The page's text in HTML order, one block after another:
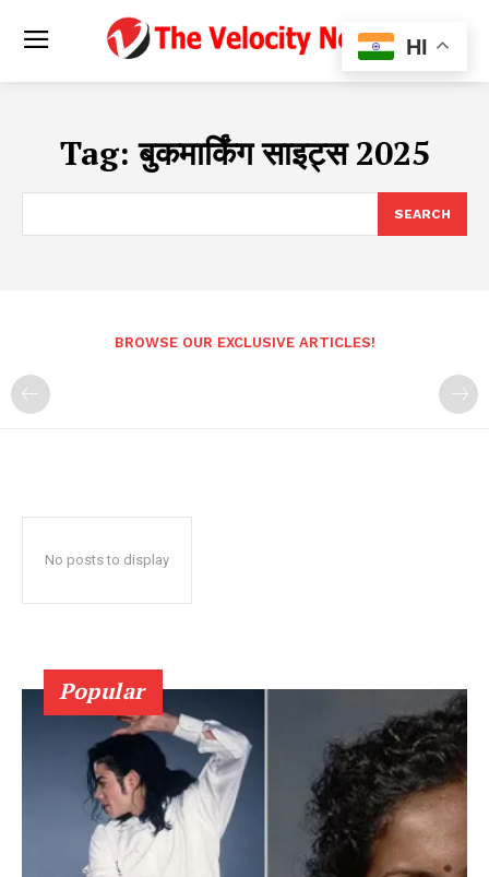
Tag:बुकमार्किंग साइट्स 2025
SEARCH
BROWSE OUR EXCLUSIVE ARTICLES!
No posts to display
Popular
HI